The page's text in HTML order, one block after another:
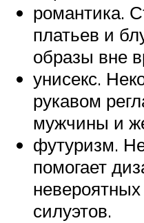
романтика.
платьев и
образы вне
унисекс.
рукавом
мужчины и
футуризм.
помогает
силуэтов.